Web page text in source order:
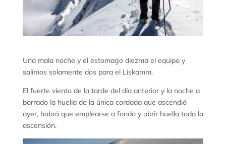
Una mala noche y el estomago diezma el equipo y
salimos solamente dos para el Liskamm.
El fuerte viento de la tarde del día anterior y la noche a
borrado la huella de la única cordada que ascendió
ayer, habrá que emplearse a fondo y abrir huella toda la
ascensión.